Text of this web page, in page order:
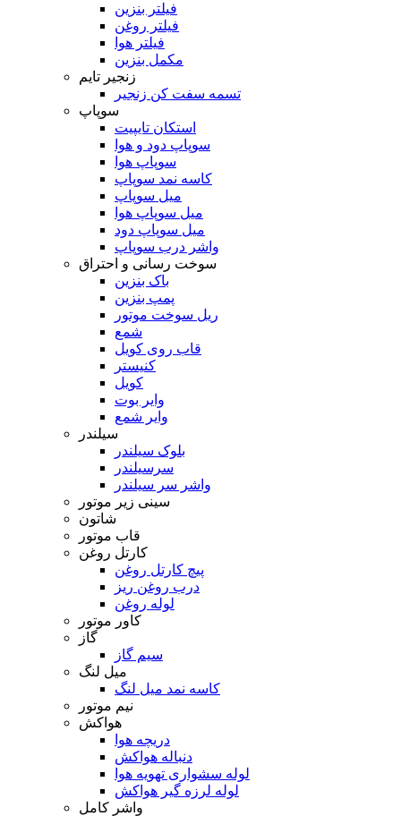
فیلتر بنزین
فیلتر روغن
فیلتر هوا
مکمل بنزین
زنجیر تایم
تسمه سفت کن زنجیر
سوپاپ
استکان تایپیت
سوپاپ دود و هوا
سوپاپ هوا
کاسه نمد سوپاپ
میل سوپاپ
میل سوپاپ هوا
میل سوپاپ دود
واشر درب سوپاپ
سوخت رسانی و احتراق
باک بنزین
پمپ بنزین
ریل سوخت موتور
شمع
قاب روی کویل
کنیستر
کویل
وایر بوت
وایر شمع
سیلندر
بلوک سیلندر
سرسیلندر
واشر سر سیلندر
سینی زیر موتور
شاتون
قاب موتور
کارتل روغن
پیچ کارتل روغن
درب روغن ریز
لوله روغن
کاور موتور
گاز
سیم گاز
میل لنگ
کاسه نمد میل لنگ
نیم موتور
هواکش
دریچه هوا
دنباله هواکش
لوله سشواری تهویه هوا
لوله لرزه گیر هواکش
واشر کامل